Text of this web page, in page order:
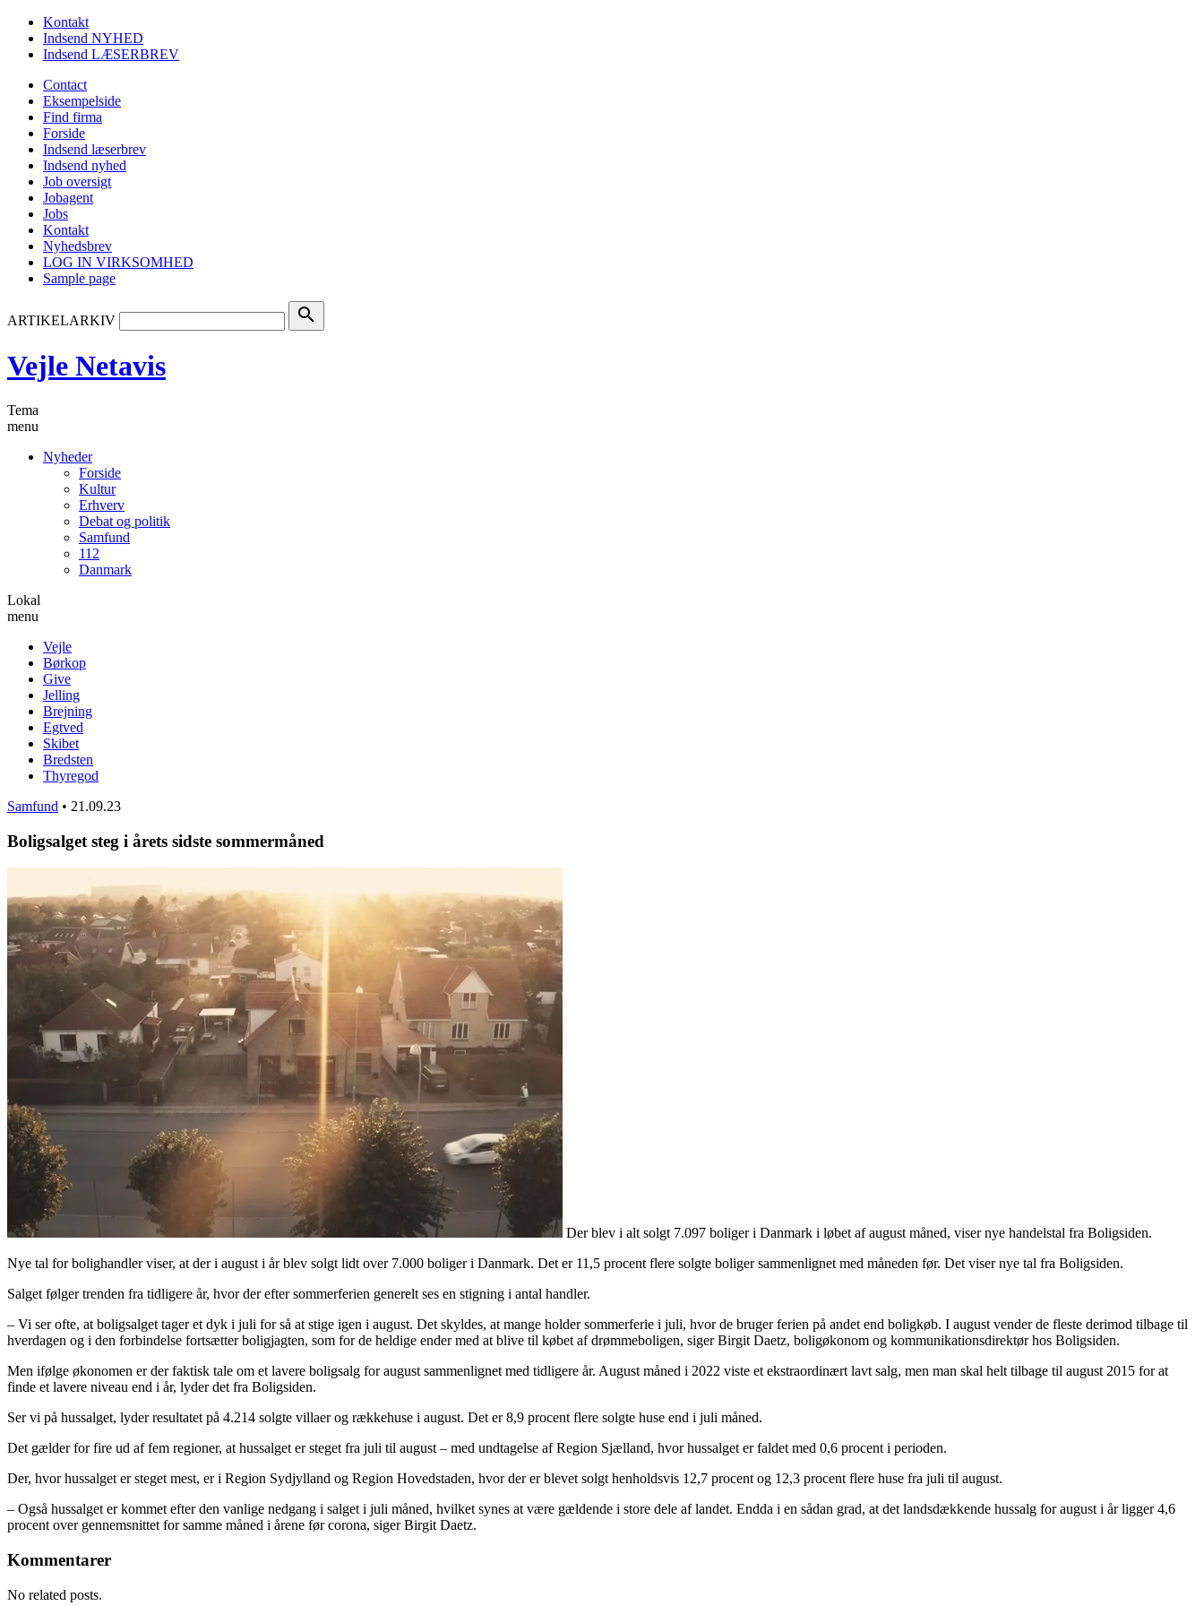
Kontakt
Indsend NYHED
Indsend LÆSERBREV
Contact
Eksempelside
Find firma
Forside
Indsend læserbrev
Indsend nyhed
Job oversigt
Jobagent
Jobs
Kontakt
Nyhedsbrev
LOG IN VIRKSOMHED
Sample page
ARTIKELARKIV search
Vejle Netavis
Tema
menu
Nyheder
Forside
Kultur
Erhverv
Debat og politik
Samfund
112
Danmark
Lokal
menu
Vejle
Børkop
Give
Jelling
Brejning
Egtved
Skibet
Bredsten
Thyregod
Samfund • 21.09.23
Boligsalget steg i årets sidste sommermåned
Der blev i alt solgt 7.097 boliger i Danmark i løbet af august måned, viser nye handelstal fra Boligsiden.
Nye tal for bolighandler viser, at der i august i år blev solgt lidt over 7.000 boliger i Danmark. Det er 11,5 procent flere solgte boliger sammenlignet med måneden før. Det viser nye tal fra Boligsiden.
Salget følger trenden fra tidligere år, hvor der efter sommerferien generelt ses en stigning i antal handler.
– Vi ser ofte, at boligsalget tager et dyk i juli for så at stige igen i august. Det skyldes, at mange holder sommerferie i juli, hvor de bruger ferien på andet end boligkøb. I august vender de fleste derimod tilbage til
hverdagen og i den forbindelse fortsætter boligjagten, som for de heldige ender med at blive til købet af drømmeboligen, siger Birgit Daetz, boligøkonom og kommunikationsdirektør hos Boligsiden.
Men ifølge økonomen er der faktisk tale om et lavere boligsalg for august sammenlignet med tidligere år. August måned i 2022 viste et ekstraordinært lavt salg, men man skal helt tilbage til august 2015 for at
finde et lavere niveau end i år, lyder det fra Boligsiden.
Ser vi på hussalget, lyder resultatet på 4.214 solgte villaer og rækkehuse i august. Det er 8,9 procent flere solgte huse end i juli måned.
Det gælder for fire ud af fem regioner, at hussalget er steget fra juli til august – med undtagelse af Region Sjælland, hvor hussalget er faldet med 0,6 procent i perioden.
Der, hvor hussalget er steget mest, er i Region Sydjylland og Region Hovedstaden, hvor der er blevet solgt henholdsvis 12,7 procent og 12,3 procent flere huse fra juli til august.
– Også hussalget er kommet efter den vanlige nedgang i salget i juli måned, hvilket synes at være gældende i store dele af landet. Endda i en sådan grad, at det landsdækkende hussalg for august i år ligger 4,6
procent over gennemsnittet for samme måned i årene før corona, siger Birgit Daetz.
Kommentarer
No related posts.